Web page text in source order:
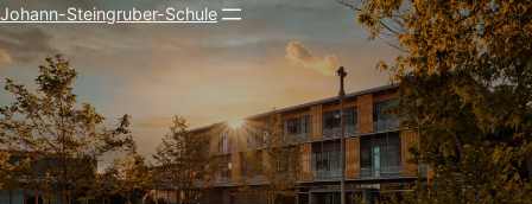
Johann-Steingruber-Schule